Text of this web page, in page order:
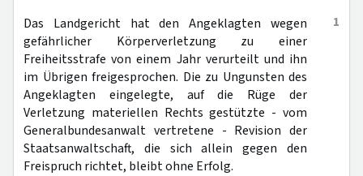
1
Das Landgericht hat den Angeklagten wegen
gefährlicher Körperverletzung zu einer
Freiheitsstrafe von einem Jahr verurteilt und ihn
im Übrigen freigesprochen. Die zu Ungunsten des
Angeklagten eingelegte, auf die Rüge der
Verletzung materiellen Rechts gestützte - vom
Generalbundesanwalt vertretene - Revision der
Staatsanwaltschaft, die sich allein gegen den
Freispruch richtet, bleibt ohne Erfolg.